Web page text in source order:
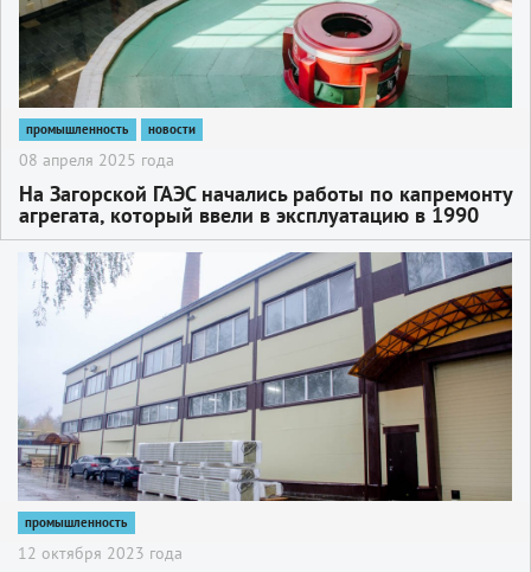
промышленность новости
08 апреля 2025 года
На Загорской ГАЭС начались работы по капремонту
агрегата, который ввели в эксплуатацию в 1990
году
промышленность
12 октября 2023 года